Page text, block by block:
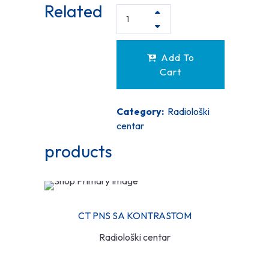
Add To
Cart
Category: Radiološki
centar
Related
products
CT PNS SA KONTRASTOM
Radiološki centar